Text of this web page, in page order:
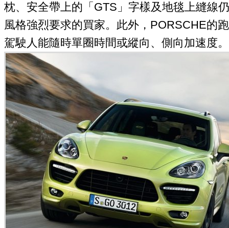
枕、安全帶上的「GTS」字樣及地毯上縫線
風格強烈要求的買家。此外，PORSCHE的
駕駛人能隨時單圈時間或縱向、側向加速度。